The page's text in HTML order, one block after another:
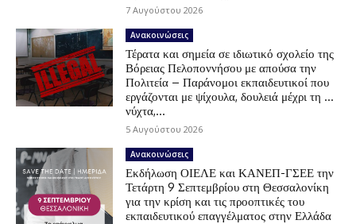
7 Αυγούστου 2026
Ανακοινώσεις
Τέρατα και σημεία σε ιδιωτικό σχολείο της
Βόρειας Πελοποννήσου με απούσα την
Πολιτεία – Παράνομοι εκπαιδευτικοί που
εργάζονται με ψίχουλα, δουλειά μέχρι τη …
νύχτα,...
5 Αυγούστου 2026
Ανακοινώσεις
Εκδήλωση ΟΙΕΛΕ και ΚΑΝΕΠ-ΓΣΕΕ την
Τετάρτη 9 Σεπτεμβρίου στη Θεσσαλονίκη
για την κρίση και τις προοπτικές του
εκπαιδευτικού επαγγέλματος στην Ελλάδα